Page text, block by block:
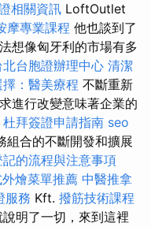
相關資訊 LoftOutlet
摩專業課程 他也談到了
想像匈牙利的市場有多
北台胞證辦理中心 清潔
：醫美療程 不斷重新
進行改變意味著企業的
杜拜簽證申請指南 seo
組合的不斷開發和擴展
的流程與注意事項
燴菜單推薦 中醫推拿
服務 Kft. 撥筋技術課程
明了一切，來到這裡